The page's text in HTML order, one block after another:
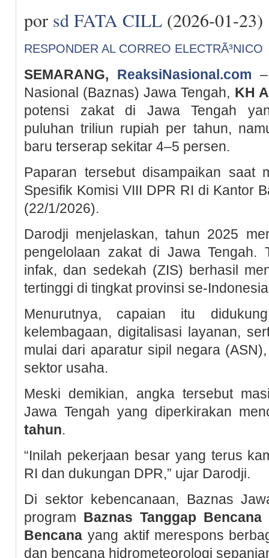
por sd FATA CILL (2026-01-23)
RESPONDER AL CORREO ELECTRÃ³NICO
SEMARANG, ReaksiNasional.com
Nasional (Baznas) Jawa Tengah, KH
potensi zakat di Jawa Tengah
puluhan triliun rupiah per tahun,
baru terserap sekitar 4–5 persen.
Paparan tersebut disampaikan saat
Spesifik Komisi VIII DPR RI di Kantor
(22/1/2026).
Darodji menjelaskan, tahun 2025
pengelolaan zakat di Jawa Tengah.
infak, dan sedekah (ZIS) berhasil
tertinggi di tingkat provinsi se-
Menurutnya, capaian itu
kelembagaan, digitalisasi layanan,
mulai dari aparatur sipil negara
sektor usaha.
Meski demikian, angka tersebut
Jawa Tengah yang diperkirakan
tahun.
“Inilah pekerjaan besar yang terus
RI dan dukungan DPR,” ujar Darodji.
Di sektor kebencanaan, Baznas
program Baznas Tanggap Bencana
Bencana yang aktif merespons
dan bencana hidrometeorologi